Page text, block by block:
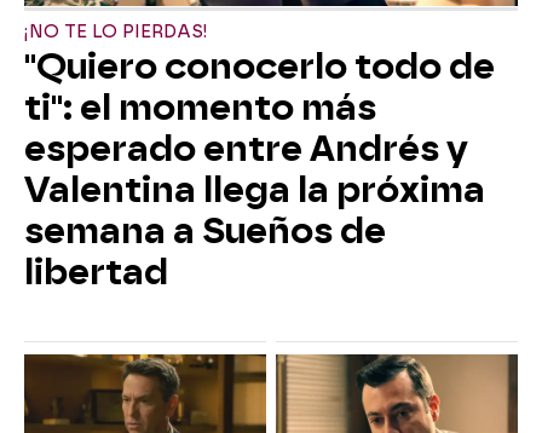
¡NO TE LO PIERDAS!
"Quiero conocerlo todo de
ti": el momento más
esperado entre Andrés y
Valentina llega la próxima
semana a Sueños de
libertad